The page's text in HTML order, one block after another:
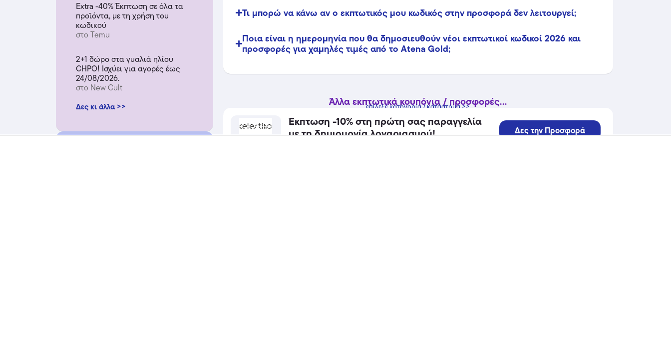
Extra -40% Έκπτωση σε όλα τα
προϊόντα, με τη χρήση του
κωδικού
στο Temu
2+1 δώρο στα γυαλιά ηλίου
CHPO! Ισχύει για αγορές έως
24/08/2026.
στο New Cult
Δες κι άλλα >>
Τι μπορώ να κάνω αν ο εκπτωτικός μου κωδικός στην προσφορά δεν λειτουργεί;
Ποια είναι η ημερομηνία που θα δημοσιευθούν νέοι εκπτωτικοί κωδικοί 2026 και
προσφορές για χαμηλές τιμές από το Atena Gold;
Άλλα εκπτωτικά κουπόνια / προσφορές...
επίλεξε κατηγορία / κατάστημα >>
Έκπτωση -10% στη πρώτη σας παραγγελία
με τη δημιουργία λογαριασμού!
Δες την Προσφορά